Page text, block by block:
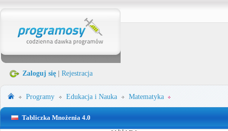
Zaloguj się Rejestracja
Programy Edukacja i Nauka Matematyka
Tabliczka Mnożenia 4.0